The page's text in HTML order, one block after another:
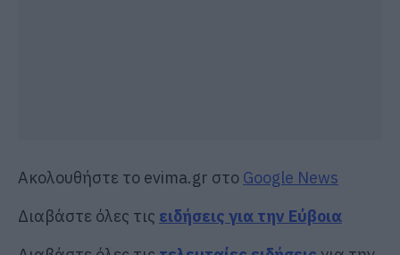
Ακολουθήστε το evima.gr στο Google News
Διαβάστε όλες τις ειδήσεις για την Εύβοια